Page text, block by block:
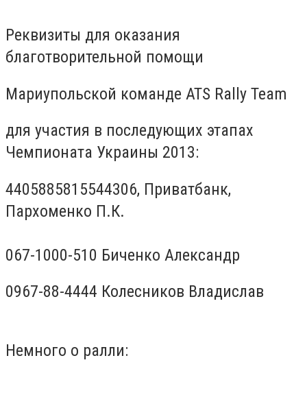
Реквизиты для оказания
благотворительной помощи
Мариупольской команде ATS Rally Team
для участия в последующих этапах
Чемпионата Украины 2013:
4405885815544306, Приватбанк,
Пархоменко П.К.
067-1000-510 Биченко Александр
0967-88-4444 Колесников Владислав
Немного о ралли: